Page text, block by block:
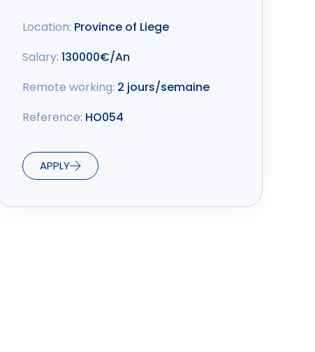
Location: Province of Liege
Salary: 130000€/An
Remote working: 2 jours/semaine
Reference: HO054
APPLY